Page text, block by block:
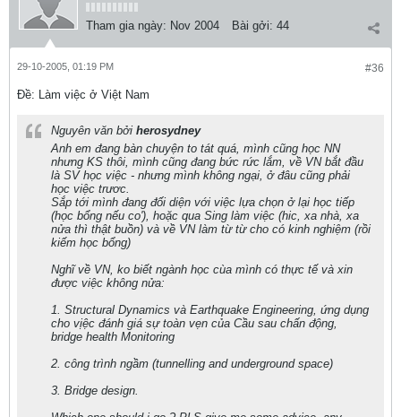
Tham gia ngày: Nov 2004 Bài gởi: 44
#36
29-10-2005, 01:19 PM
Ðề: Làm việc ở Việt Nam
Nguyên văn bởi herosydney
Anh em đang bàn chuyện to tát quá, mình cũng học NN
nhưng KS thôi, mình cũng đang bức rức lắm, về VN bắt đầu
là SV học việc - nhưng mình không ngại, ở đâu cũng phải
học việc trươc.
Sắp tới mình đang đối diện với việc lựa chọn ở lại học tiếp
(học bổng nếu co'), hoặc qua Sing làm việc (hic, xa nhà, xa
nửa thì thật buồn) và về VN làm từ từ cho có kinh nghiệm (rồi
kiếm học bổng)
Nghĩ về VN, ko biết ngành học cùa mình có thực tế và xin
được việc không nửa:
1. Structural Dynamics và Earthquake Engineering, ứng dụng
cho vịệc đánh giá sự toàn vẹn của Cầu sau chấn động,
bridge health Monitoring
2. công trình ngầm (tunnelling and underground space)
3. Bridge design.